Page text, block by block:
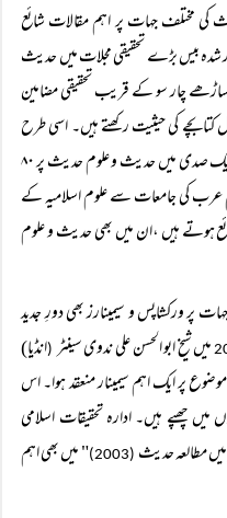
مختلف جہات پر اہم مقالات شائع
شدہ بیس بڑے تحقیقی مجلات میں حدیث
چار سو کے قریب تحقیقی مضامین
کی حیثیت رکھتے ہیں۔ اسی طرح
برصغیر کے معروف تحقیقی مجلے ’’معارف‘‘ میں ایک صدی میں حدیث و علوم حدیث پر ۸۰
عرب کی جامعات سے علوم اسلامیہ کے
ہوتے ہیں ،ان میں بھی حدیث و علوم
ورکشاپس و سیمینارز بھی دورِ جدید
میں شیخ ابو الحسن علی ندوی سینٹر (انڈیا)
پر ایک اہم سیمینار منعقد ہوا۔ اس
چھپے ہیں۔ ادارہ تحقیقات اسلامی
مطالعہ حدیث (2003)
" میں بھی اہم